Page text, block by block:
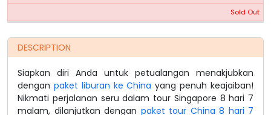
Sold Out
DESCRIPTION
Siapkan diri Anda untuk petualangan menakjubkan
dengan paket liburan ke Chinayang penuh keajaiban!
Nikmati perjalanan seru dalam tour Singapore 8 hari 7
malam, dilanjutkan dengan paket tour China 8 hari 7